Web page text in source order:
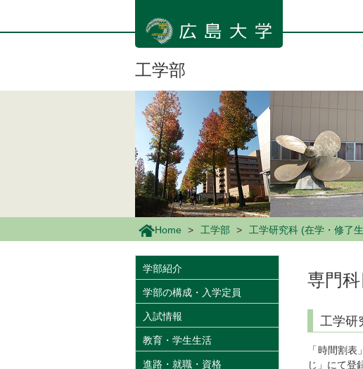
ン
工学部
Home 工学部 工学研究科 (在学・修了
専門
工学研
「時間割
じ」にて登
学部紹介
学部の構成・入学定員
入試情報
教育・学生生活
進路・就職・資格